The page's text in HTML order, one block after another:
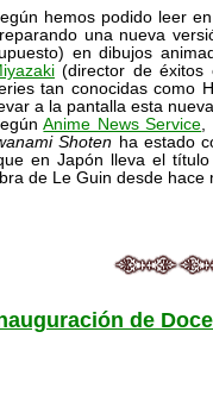
hemos podido leer
una nueva
en dibujos
(director de éxitos
tan conocidas como
a la pantalla esta
Anime News Service,
Shoten ha estado
en Japón lleva el
de Le Guin desde hace
de